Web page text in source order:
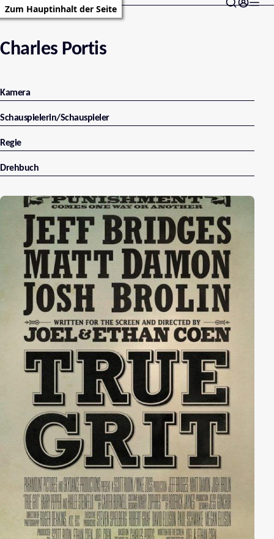
Zum Hauptinhalt der Seite
Charles Portis
Kamera
Schauspielerin/Schauspieler
Regie
Drehbuch